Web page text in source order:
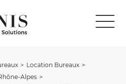
Location Bureaux
Alpes